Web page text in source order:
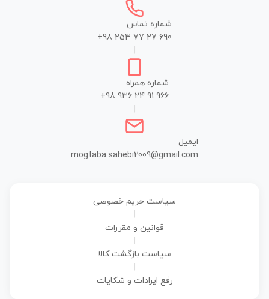
شماره تماس
+98 253 77 27 690
شماره همراه
+98 936 24 91 966
ایمیل
mogtaba.sahebi2009@gmail.com
سیاست حریم خصوصی
قوانین و مقررات
سیاست بازگشت کالا
رفع ایرادات و شکایات